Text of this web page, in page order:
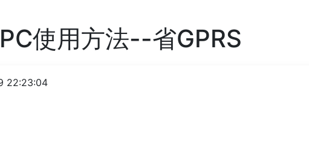
使用方法--省GPRS
22:23:04